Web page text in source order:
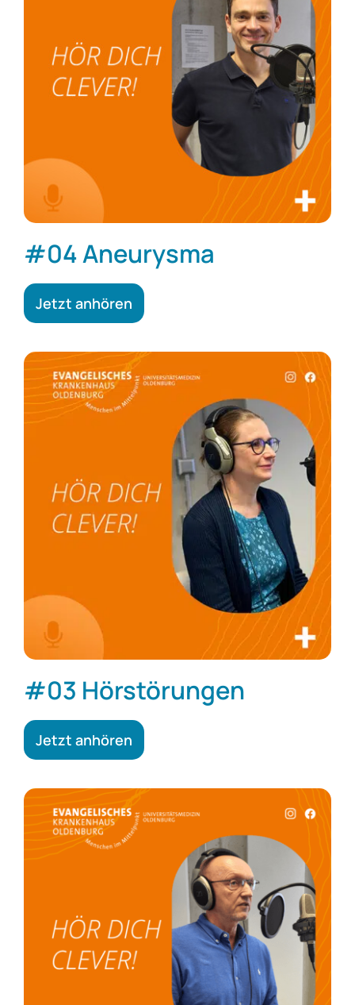
#04 Aneurysma
Jetzt anhören
#03 Hörstörungen
Jetzt anhören